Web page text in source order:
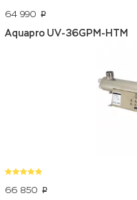
64 990 p
Aquapro UV-36GPM-HTM
66 850 p